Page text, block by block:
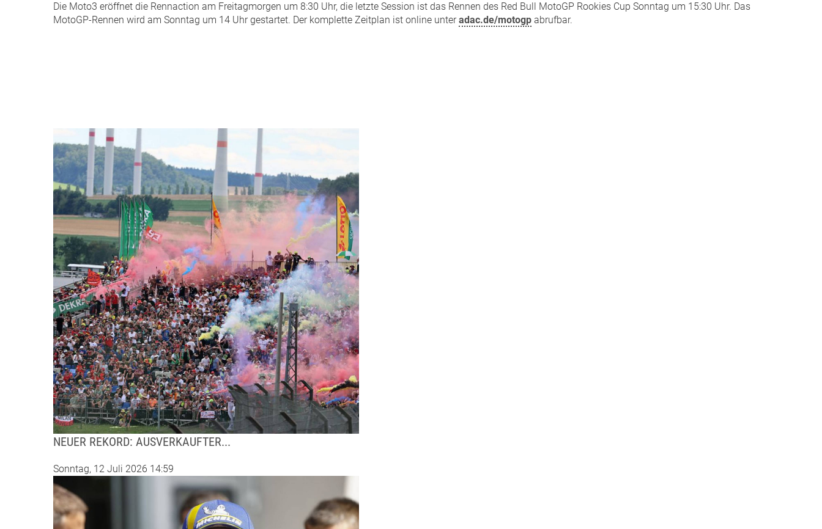
Die Moto3 eröffnet die Rennaction am Freitagmorgen um 8:30 Uhr, die letzte Session ist das Rennen des Red Bull MotoGP Rookies Cup Sonntag um 15:30 Uhr. Das
MotoGP-Rennen wird am Sonntag um 14 Uhr gestartet. Der komplette Zeitplan ist online unteradac.de/motogp abrufbar.
NEUER REKORD: AUSVERKAUFTER...
Sonntag, 12 Juli 2026 14:59